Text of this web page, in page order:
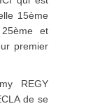
15ème
et
premier
REGY
de se